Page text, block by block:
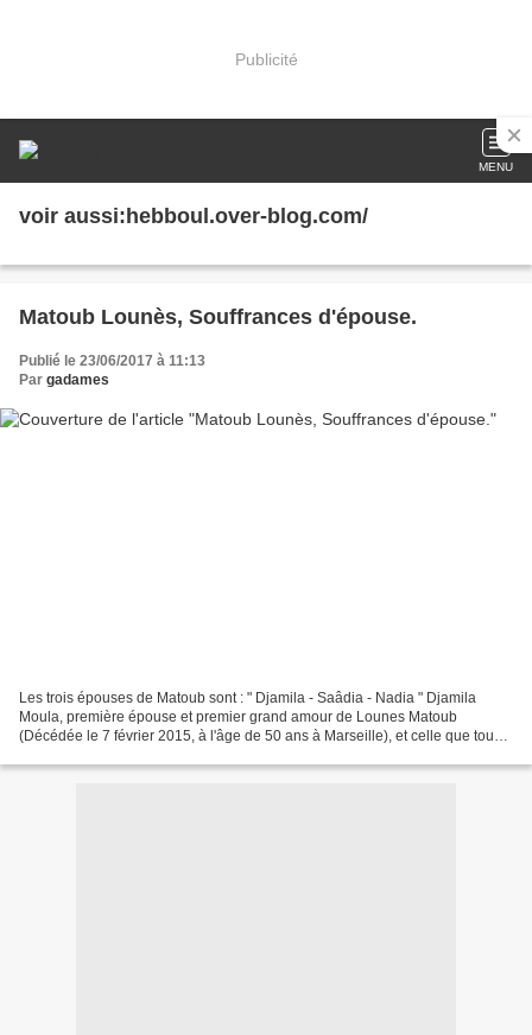
Publicité
MENU
voir aussi:hebboul.over-blog.com/
Matoub Lounès, Souffrances d'épouse.
Publié le 23/06/2017 à 11:13
Par gadames
Les trois épouses de Matoub sont : " Djamila - Saâdia - Nadia " Djamila
Moula, première épouse et premier grand amour de Lounes Matoub
(Décédée le 7 février 2015, à l'âge de 50 ans à Marseille), et celle que tous